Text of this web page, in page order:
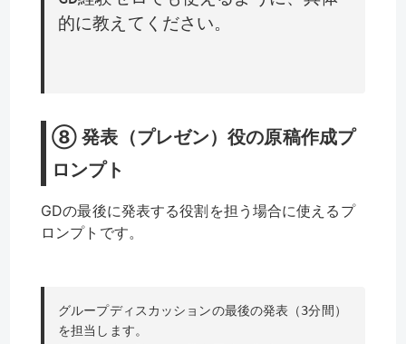
的に教えてください。
⑧ 発表（プレゼン）役の原稿作成プ
ロンプト
GDの最後に発表する役割を担う場合に使えるプ
ロンプトです。
グループディスカッションの最後の発表（3分間）
を担当します。